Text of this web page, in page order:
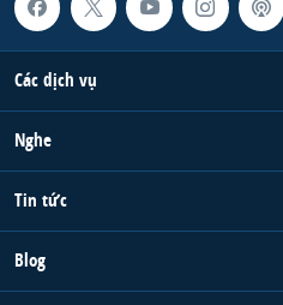
Các dịch vụ
Nghe
Tin tức
Blog